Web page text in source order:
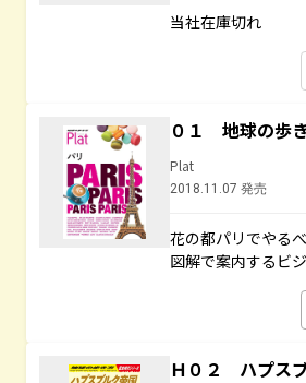
当社在庫切れ
０１ 地球の歩
Plat
2018.11.07 発売
花の都パリでやる
図解で案内するビ
Ｈ０２ ハプス